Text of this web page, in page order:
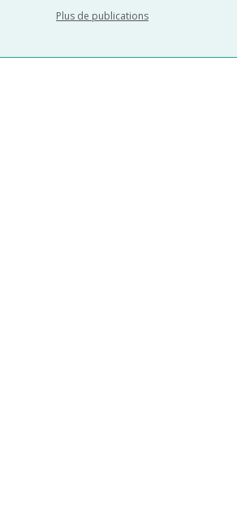
Plus de publications